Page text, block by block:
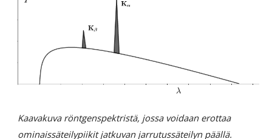
Kaavakuva röntgenspektristä, jossa voidaan erottaa
ominaissäteilypiikit jatkuvan jarrutussäteilyn päällä.